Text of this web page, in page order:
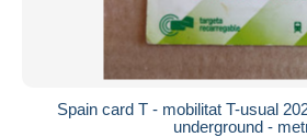
Spain card T - mobilitat T-usual
underground -